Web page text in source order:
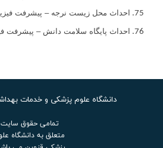
احداث محل زیست نرجه – پیشرفت فیزیکی 40
احداث پایگاه سلامت دانش – پیشرفت فیزیکی 15 درصد
دانشگاه علوم پزشکی و خدمات
تمامی حقوق سایت
متعلق به دانشگاه